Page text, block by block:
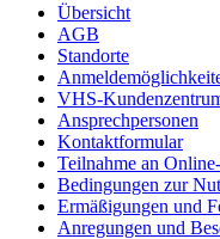
Übersicht
AGB
Standorte
VHS-
Ansprechpersonen
Kontaktformular
Teilnahme an
Bedingungen zur
Ermäßigungen und
Anregungen und